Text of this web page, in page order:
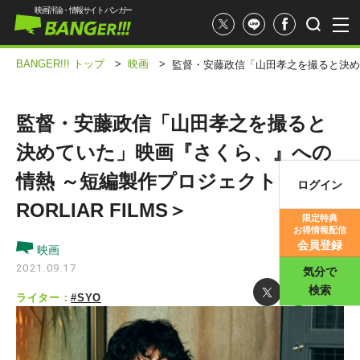
映画記事
映画評論・情報サイト バンガー
ログイン
限定特典
お得情報配信
会員登録
気分で
検索
BANGER!!! トップ > 映画 > 監督・安藤政信「山田孝之を撮ると決
監督・安藤政信「山田孝之を撮ると
決めていた」映画『さくら、』への
情熱 ～短編製作プロジェクト＜MIR
RORLIAR FILMS＞
映画
2021.09.17
ライター：#SYO